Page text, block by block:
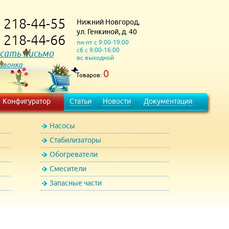
218-44-55
218-44-66
письмо
Нижний Новгород,
ул. Генкиной, д. 40
пн-пт с 9:00-19:00
сб с 9:00-16:00
вс выходной
Товаров: 0
Конфигуратор Статьи Новости Документация
Насосы
Стабилизаторы
Обогреватели
Смесители
Запасные части